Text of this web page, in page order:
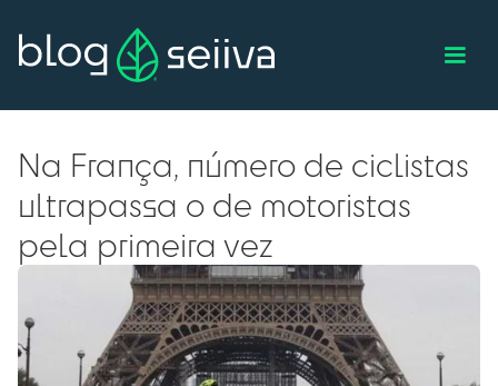
Na França, número de ciclistas
ultrapassa o de motoristas
pela primeira vez